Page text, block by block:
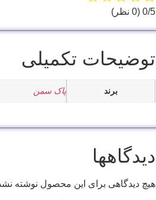
‫0/5 ‫(0 نظر)
توضیحات تکمیلی
برند پاک سمن
دیدگاهها
هیچ دیدگاهی برای این محصول نوشته